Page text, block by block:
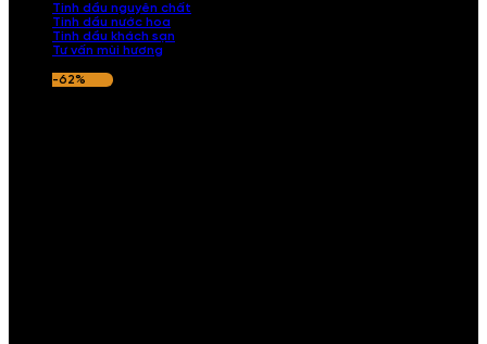
Tinh dầu nguyên chất
Tinh dầu nước hoa
Tinh dầu khách sạn
Tư vấn mùi hương
-62%